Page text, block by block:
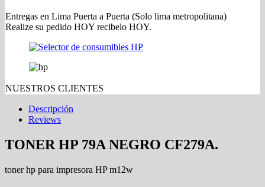
Entregas en Lima Puerta a Puerta (Solo lima metropolitana)
Realize su pedido HOY recibelo HOY.
NUESTROS CLIENTES
Descripción
Reviews
TONER HP 79A NEGRO CF279A.
toner hp para impresora HP m12w